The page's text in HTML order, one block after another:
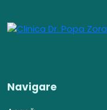
Navigare